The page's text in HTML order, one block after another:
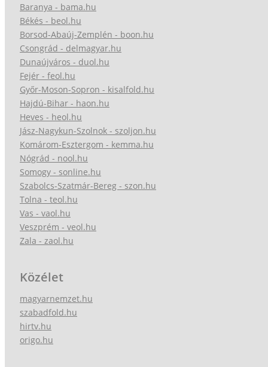
Baranya - bama.hu
Békés - beol.hu
Borsod-Abaúj-Zemplén - boon.hu
Csongrád - delmagyar.hu
Dunaújváros - duol.hu
Fejér - feol.hu
Győr-Moson-Sopron - kisalfold.hu
Hajdú-Bihar - haon.hu
Heves - heol.hu
Jász-Nagykun-Szolnok - szoljon.hu
Komárom-Esztergom - kemma.hu
Nógrád - nool.hu
Somogy - sonline.hu
Szabolcs-Szatmár-Bereg - szon.hu
Tolna - teol.hu
Vas - vaol.hu
Veszprém - veol.hu
Zala - zaol.hu
Közélet
magyarnemzet.hu
szabadfold.hu
hirtv.hu
origo.hu